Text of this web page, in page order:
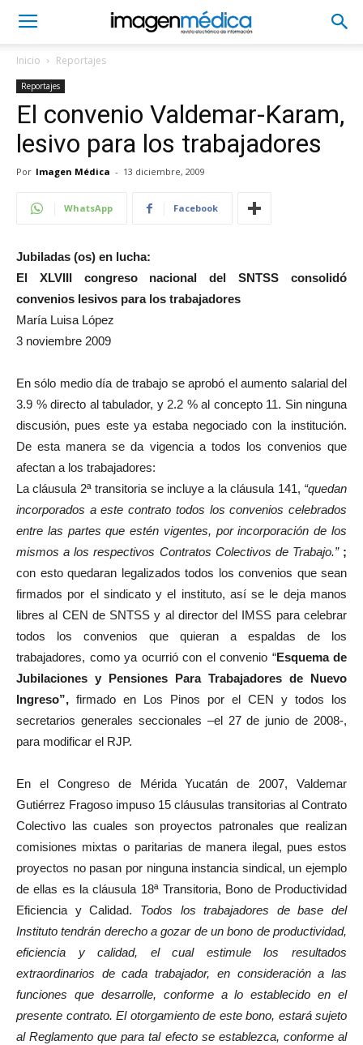
Inicio Reportajes
Reportajes
El convenio Valdemar-Karam,
lesivo para los trabajadores
Por Imagen Médica - 13 diciembre, 2009
WhatsApp Facebook
Jubiladas (os) en lucha:
El XLVIII congreso nacional del SNTSS consolidó
convenios lesivos para los trabajadores
María Luisa López
3 noviembre 2009
En sólo medio día de trabajo se aprobó el aumento salarial del
3.9 % directo al tabulador, y 2.2 % al concepto 11. Sin ninguna
discusión, pues este ya estaba negociado con la institución.
De esta manera se da vigencia a todos los convenios que
afectan a los trabajadores:
La cláusula 2ª transitoria se incluye a la cláusula 141, “quedan
incorporados a este contrato todos los convenios celebrados
entre las partes que estén vigentes, por incorporación de los
mismos a los respectivos Contratos Colectivos de Trabajo.”;
con esto quedaran legalizados todos los convenios que sean
firmados por el sindicato y el instituto, así se le deja manos
libres al CEN de SNTSS y al director del IMSS para celebrar
todos los convenios que quieran a espaldas de los
trabajadores, como ya ocurrió con el convenio “Esquema de
Jubilaciones y Pensiones Para Trabajadores de Nuevo
Ingreso”, firmado en Los Pinos por el CEN y todos los
secretarios generales seccionales –el 27 de junio de 2008-,
para modificar el RJP.
En el Congreso de Mérida Yucatán de 2007, Valdemar
Gutiérrez Fragoso impuso 15 cláusulas transitorias al Contrato
Colectivo las cuales son proyectos patronales que realizan
comisiones mixtas o paritarias de manera ilegal, pues estos
proyectos no pasan por ninguna instancia sindical, un ejemplo
de ellas es la cláusula 18ª Transitoria, Bono de Productividad
Eficiencia y Calidad. Todos los trabajadores de base del
Instituto tendrán derecho a gozar de un bono de productividad,
eficiencia y calidad, el cual estimule los resultados
extraordinarios de cada trabajador, en consideración a las
funciones que desarrolle, conforme a lo establecido en el
presente contrato. El otorgamiento de este bono, estará sujeto
al Reglamento que para tal efecto se establezca, conforme al